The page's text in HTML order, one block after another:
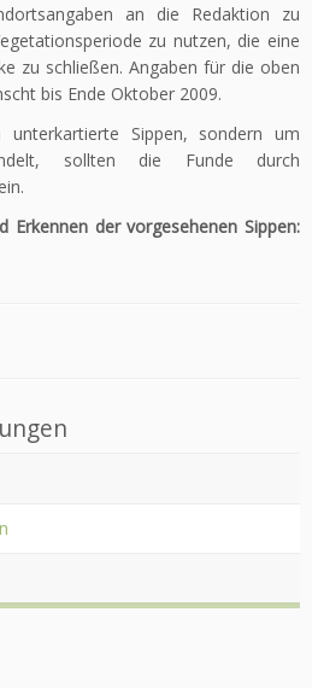
an die Redaktion zu
zu nutzen, die eine
zu schließen. Angaben für die oben
bis Ende Oktober 2009.
Sippen, sondern um
sollten die Funde durch
Erkennen der vorgesehenen Sippen: